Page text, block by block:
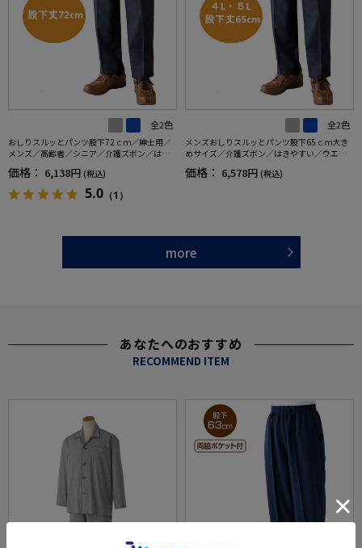
全2色
おしりスルッとパンツ股下72ｃｍ／紳士用／
メンズ／高齢者／シニア／介護ズボン／はき
やすい／ウエストゴム／敬老の日／ギフト／
プレゼント【CF】
価格： 6,138円 (税込)
5.0 （1）
全2色
メンズおしりスルッとパンツ股下65ｃｍ大き
めサイズ／介護ズボン／はきやすい／ウエス
トゴム／敬老の日／ギフト／プレゼント【C
F】
価格： 6,578円 (税込)
more
あなたへのおすすめ
RECOMMEND ITEM